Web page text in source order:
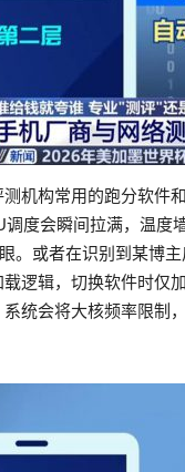
测机构常用的跑分软件
度会瞬间拉满，温度
。或者在识别到某博
逻辑，切换软件时仅
统会将大核频率限制